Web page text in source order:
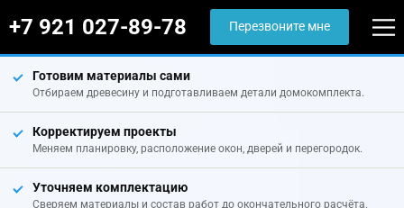
+7 921 027-89-78 Перезвоните мне
Готовим материалы сами
Отбираем древесину и подготавливаем детали домокомплекта.
Корректируем проекты
Меняем планировку, расположение окон, дверей и перегородок.
Уточняем комплектацию
Сверяем материалы и состав работ до окончательного расчёта.